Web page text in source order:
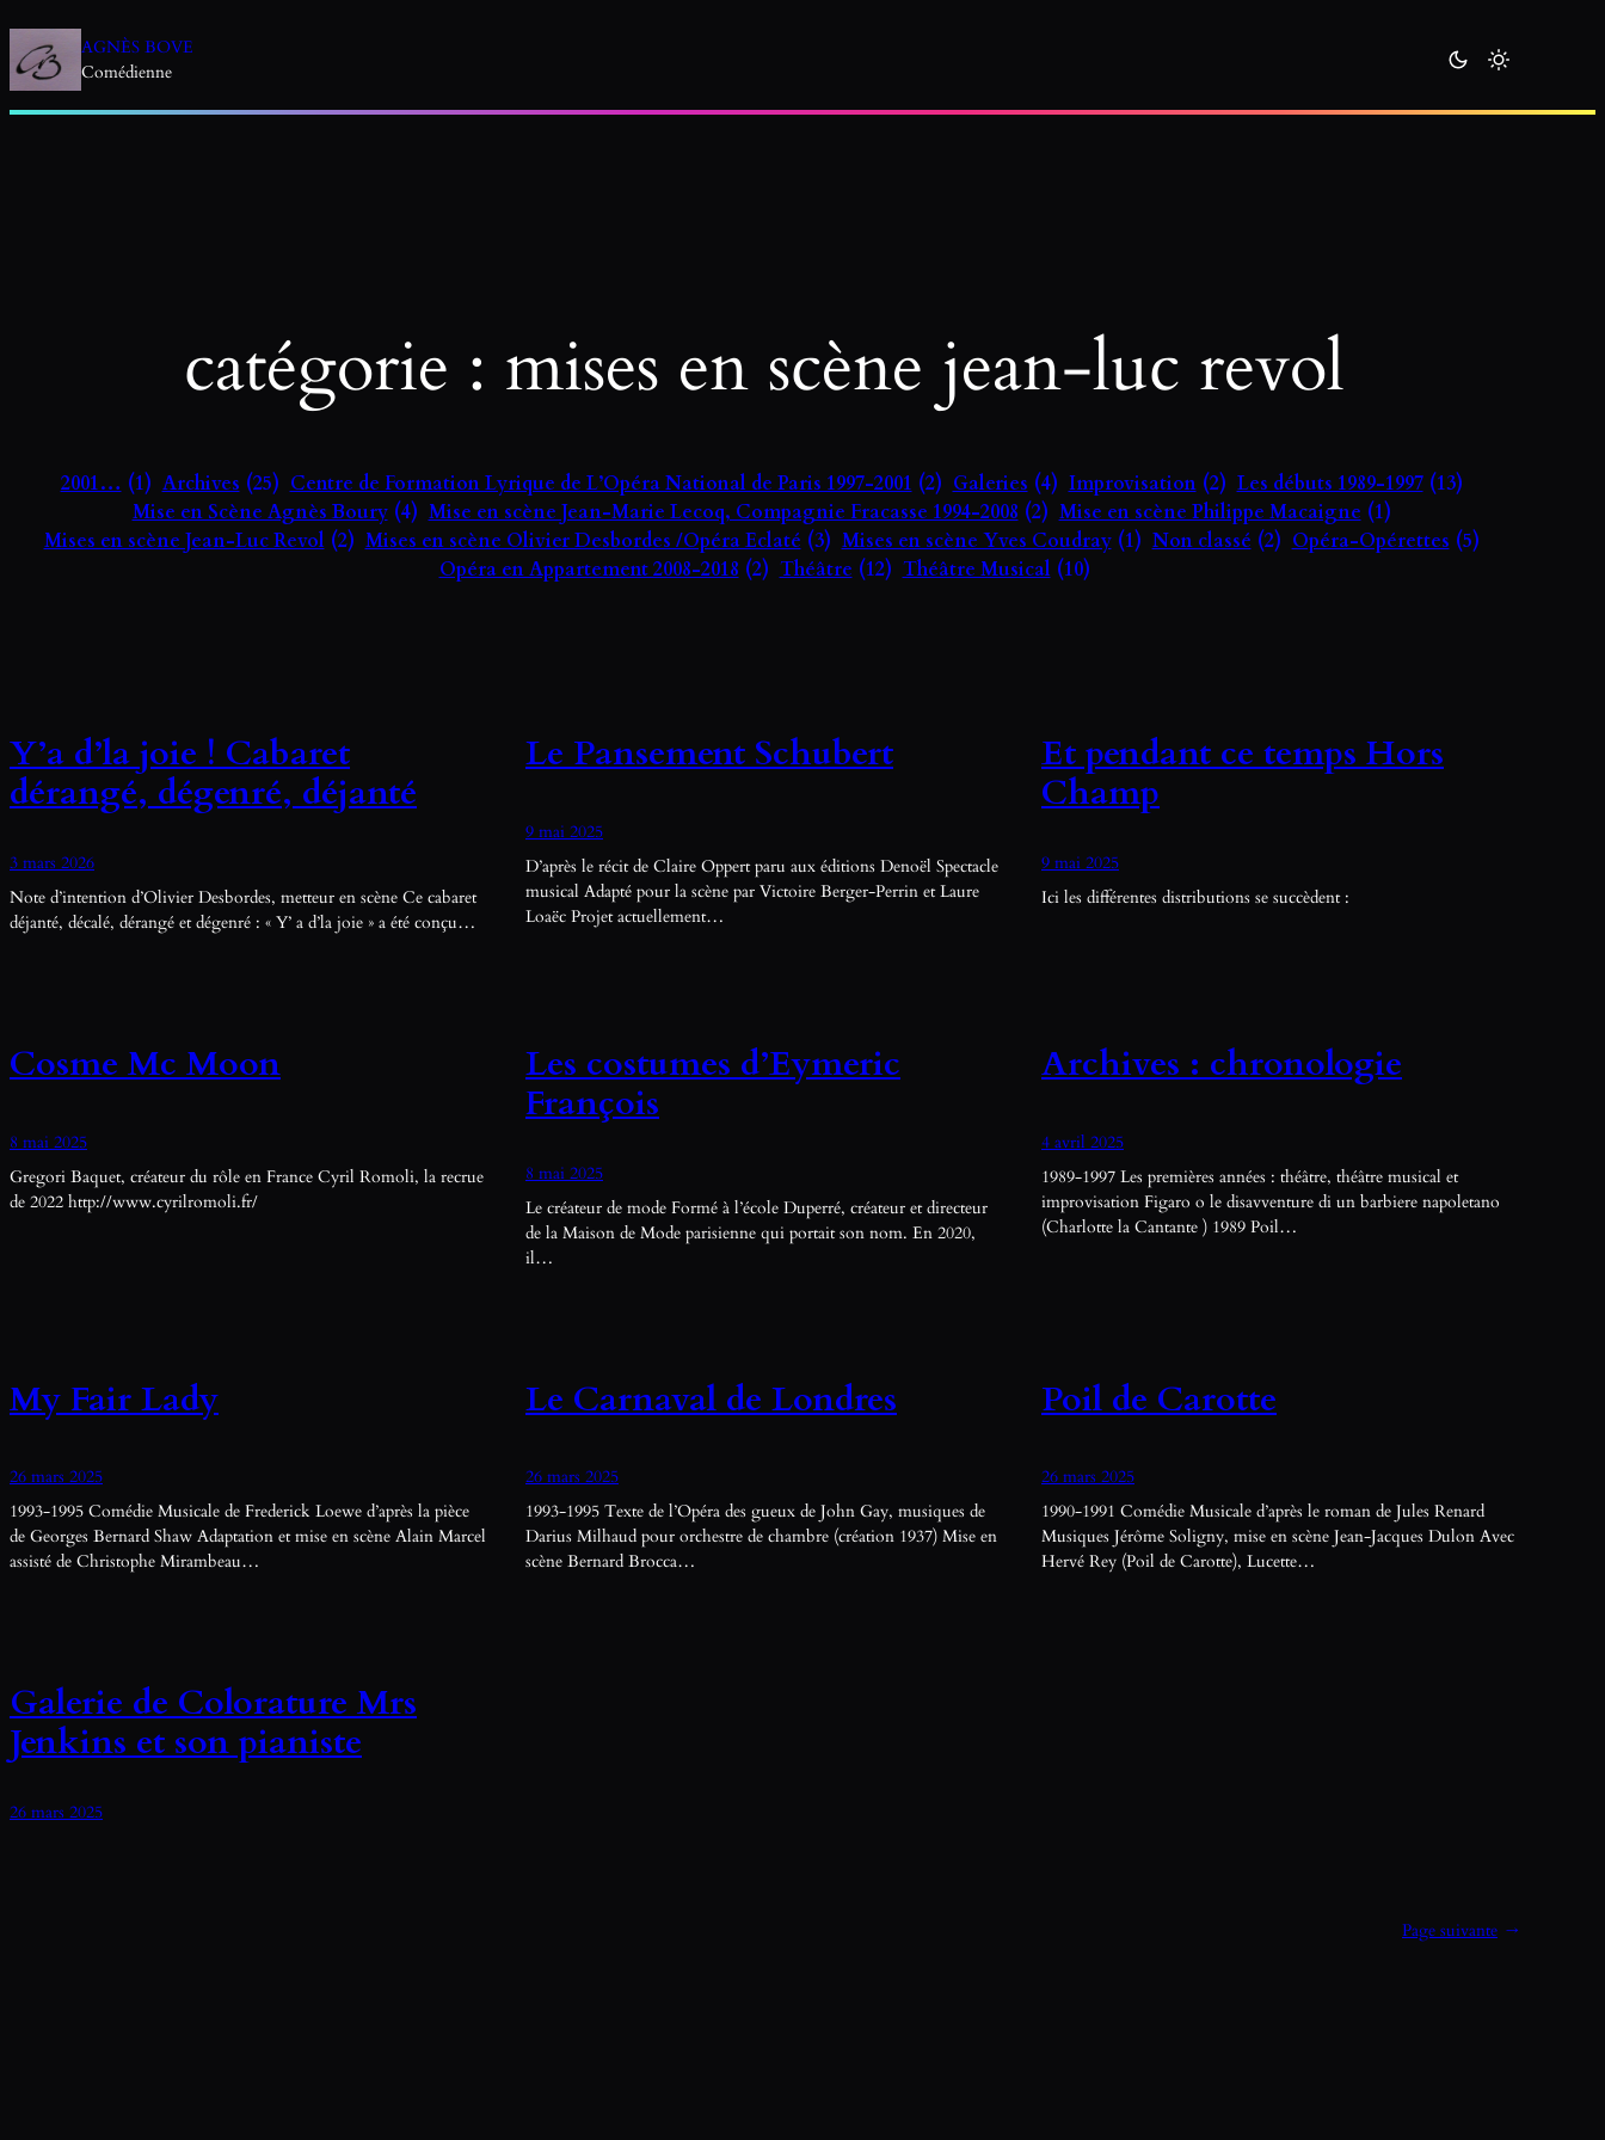
contenu
AGNÈS BOVE
Comédienne
catégorie : mises en scène jean-luc revol
2001… (1) Archives (25) Centre de Formation Lyrique de L’Opéra National de Paris 1997-2001 (2) Galeries (4) Improvisation (2) Les débuts 1989-1997 (13)
Mise en Scène Agnès Boury (4) Mise en scène Jean-Marie Lecoq, Compagnie Fracasse 1994-2008 (2) Mise en scène Philippe Macaigne (1)
Mises en scène Jean-Luc Revol (2) Mises en scène Olivier Desbordes /Opéra Eclaté (3) Mises en scène Yves Coudray (1) Non classé (2) Opéra-Opérettes (5)
Opéra en Appartement 2008-2018 (2) Théâtre (12) Théâtre Musical (10)
Y’a d’la joie ! Cabaret
dérangé, dégenré, déjanté
3 mars 2026
Note d’intention d’Olivier Desbordes, metteur en scène Ce cabaret
déjanté, décalé, dérangé et dégenré : « Y’ a d’la joie » a été conçu…
Le Pansement Schubert
9 mai 2025
D’après le récit de Claire Oppert paru aux éditions Denoël Spectacle
musical Adapté pour la scène par Victoire Berger-Perrin et Laure
Loaëc Projet actuellement…
Et pendant ce temps Hors
Champ
9 mai 2025
Ici les différentes distributions se succèdent :
Cosme Mc Moon
8 mai 2025
Gregori Baquet, créateur du rôle en France Cyril Romoli, la recrue
de 2022 http://www.cyrilromoli.fr/
Les costumes d’Eymeric
François
8 mai 2025
Le créateur de mode Formé à l’école Duperré, créateur et directeur
de la Maison de Mode parisienne qui portait son nom. En 2020,
il…
Archives : chronologie
4 avril 2025
1989-1997 Les premières années : théâtre, théâtre musical et
improvisation Figaro o le disavventure di un barbiere napoletano
(Charlotte la Cantante ) 1989 Poil…
My Fair Lady
26 mars 2025
1993-1995 Comédie Musicale de Frederick Loewe d’après la pièce
de Georges Bernard Shaw Adaptation et mise en scène Alain Marcel
assisté de Christophe Mirambeau…
Le Carnaval de Londres
26 mars 2025
1993-1995 Texte de l’Opéra des gueux de John Gay, musiques de
Darius Milhaud pour orchestre de chambre (création 1937) Mise en
scène Bernard Brocca…
Poil de Carotte
26 mars 2025
1990-1991 Comédie Musicale d’après le roman de Jules Renard
Musiques Jérôme Soligny, mise en scène Jean-Jacques Dulon Avec
Hervé Rey (Poil de Carotte), Lucette…
Galerie de Colorature Mrs
Jenkins et son pianiste
26 mars 2025
Page suivante →